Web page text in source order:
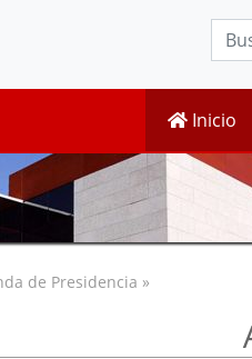
Inicio
de Presidencia »